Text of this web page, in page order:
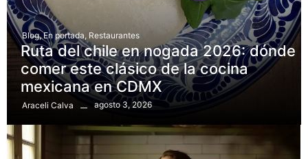
Blog, En portada Restaurantes
Ruta del chile en nogada 2026: dónde
comer este clásico de la cocina
mexicana en CDMX
Araceli Calva agosto 3, 2026